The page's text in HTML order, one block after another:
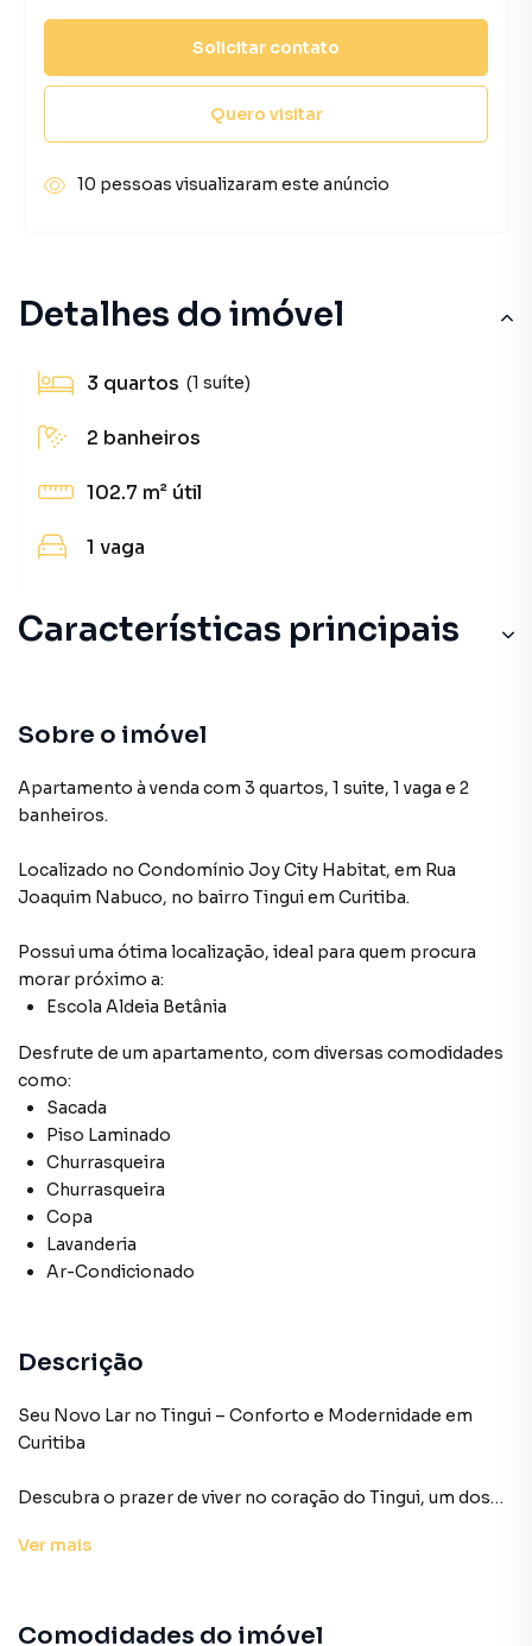
Detalhes do imóvel
3 quartos (1 suíte)
2 banheiros
102.7 m² útil
1 vaga
Características principais
Sobre o imóvel
Apartamento à venda com 3 quartos, 1 suite, 1 vaga e 2
banheiros.
Localizado no Condomínio Joy City Habitat, em Rua
Joaquim Nabuco, no bairro Tinguiem Curitiba.
Possui uma ótima localização, ideal para quem procura
morar próximo a:
Escola Aldeia Betânia
Desfrute de um apartamento, com diversas comodidades
como:
Sacada
Piso Laminado
Churrasqueira
Churrasqueira
Copa
Lavanderia
Ar-Condicionado
Descrição
Seu Novo Lar no Tingui – Conforto e Modernidade em
Curitiba
Descubra o prazer de viver no coração do Tingui, um dos
Este empreendimento na Rua Joaquim Nabuco foi
buscam um espaço dinâmico e acolhedor.
Ver mais
Comodidades do imóvel
Solicitar contato
Quero visitar
10 pessoas visualizaram este anúncio